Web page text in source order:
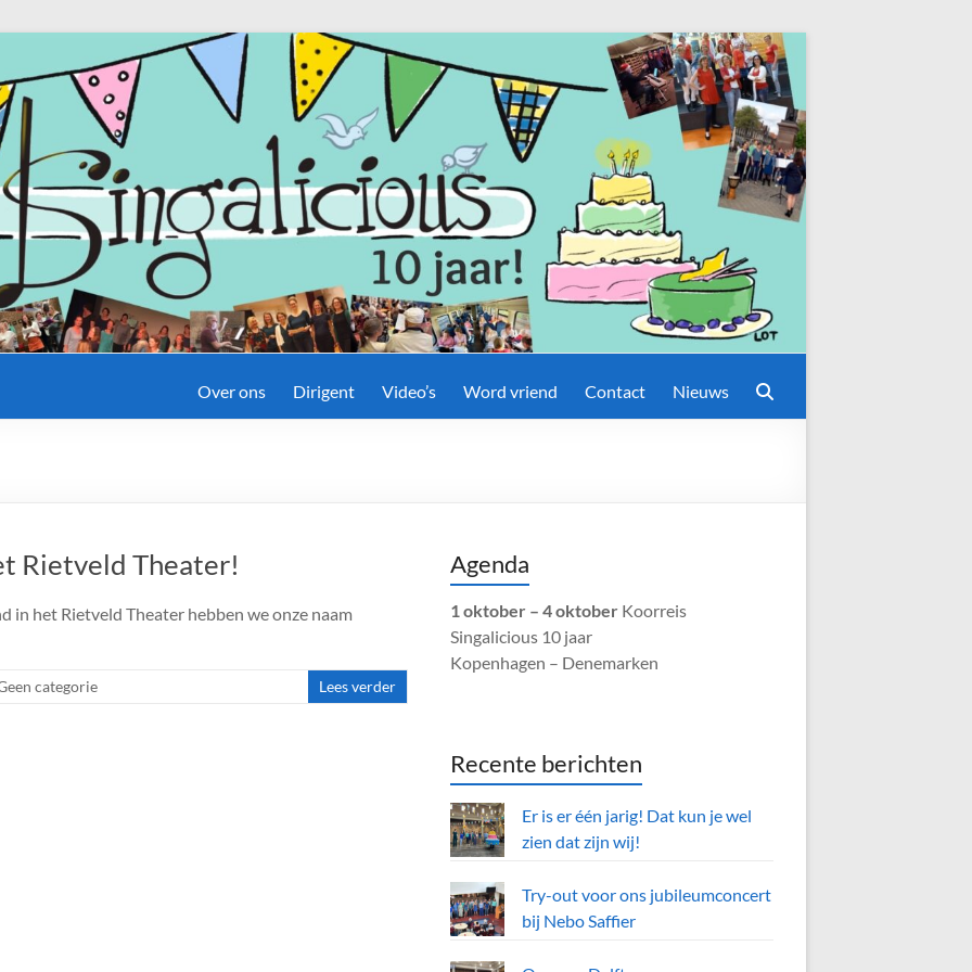
Over ons Dirigent Video’s Word vriend Contact Nieuws
Rietveld Theater!
in het Rietveld Theater hebben we onze naam
categorie Lees verder
Agenda
1 oktober – 4 oktoberKoorreis
Singalicious 10 jaar
Kopenhagen – Denemarken
Recente berichten
Er is er één jarig! Dat kun je wel
zien dat zijn wij!
Try-out voor ons jubileumconcert
bij Nebo Saffier